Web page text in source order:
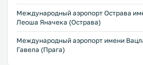
Международный аэропорт Острава
Леоша Яначека (Острава)
Международный аэропорт имени
Гавела (Прага)